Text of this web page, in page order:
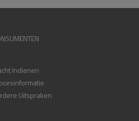
Indienen
Uitspraken